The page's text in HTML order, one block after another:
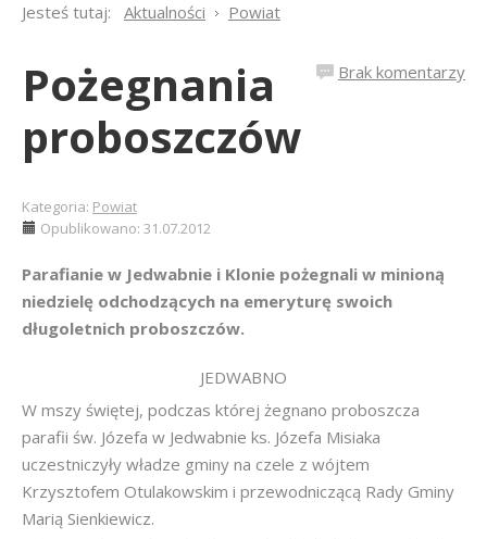
Jesteś tutaj: Aktualności Powiat
Brak komentarzy
Pożegnania
proboszczów
Kategoria: Powiat
Opublikowano: 31.07.2012
Parafianie w Jedwabnie i Klonie pożegnali w minioną
niedzielę odchodzących na emeryturę swoich
długoletnich proboszczów.
JEDWABNO
W mszy świętej, podczas której żegnano proboszcza
parafii św. Józefa w Jedwabnie ks. Józefa Misiaka
uczestniczyły władze gminy na czele z wójtem
Krzysztofem Otulakowskim i przewodniczącą Rady Gminy
Marią Sienkiewicz.